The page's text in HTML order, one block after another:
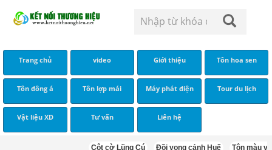
Trang chủ video Giới thiệu Tôn hoa sen
Tôn đông á Tôn lợp mái Máy phát điện Tour du lịch
Vật liệu XD Tư vấn Liên hệ
Cột cờ Lũng Cú Đồi vọng cảnh Huế Tôn màu vàng kem